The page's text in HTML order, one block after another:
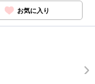
お気に入り